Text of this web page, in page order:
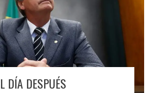
DÍA DESPUÉS